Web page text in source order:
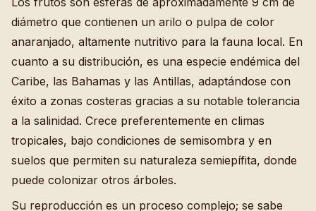
diámetro que contienen un arilo o pulpa de color
anaranjado, altamente nutritivo para la fauna local. En
cuanto a su distribución, es una especie endémica del
Caribe, las Bahamas y las Antillas, adaptándose con
éxito a zonas costeras gracias a su notable tolerancia
a la salinidad. Crece preferentemente en climas
tropicales, bajo condiciones de semisombra y en
suelos que permiten su naturaleza semiepífita, donde
puede colonizar otros árboles.
Su reproducción es un proceso complejo; se sabe